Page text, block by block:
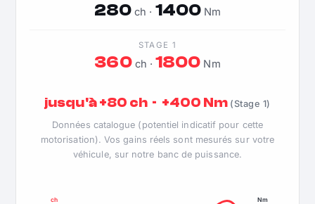
280 ch · 1400Nm
STAGE 1
360ch ·1800 Nm
jusqu'à +80 ch · +400 Nm (Stage 1)
Données catalogue (potentiel indicatif pour cette
motorisation). Vos gains réels sont mesurés sur votre
véhicule, sur notre banc de puissance.
ch Nm